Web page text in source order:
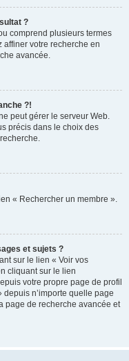
?
comprend plusieurs termes
affiner votre recherche en
avancée.
?!
peut gérer le serveur Web.
précis dans le choix des
« Rechercher un membre ».
et sujets ?
sur le lien « Voir vos
cliquant sur le lien
votre propre page de profil
n’importe quelle page
page de recherche avancée et